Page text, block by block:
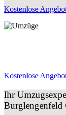
Kostenlose
Kostenlose
Ihr
Burglengenfeld